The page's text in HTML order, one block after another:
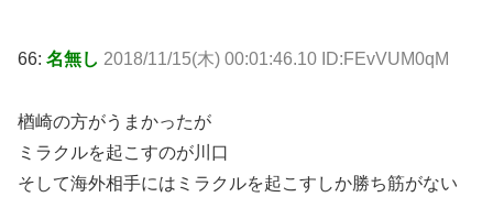
66: 名無し 2018/11/15(木) 00:01:46.10 ID:FEvVUM0qM
楢崎の方がうまかったが
ミラクルを起こすのが川口
そして海外相手にはミラクルを起こすしか勝ち筋がない